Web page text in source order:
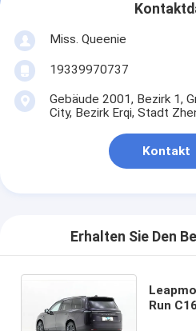
Miss. Queenie
19339970737
Gebäude 2001, Bezirk 1,
City, Bezirk Erqi, Stadt
Kontakt
Erhalten Sie Den
Run